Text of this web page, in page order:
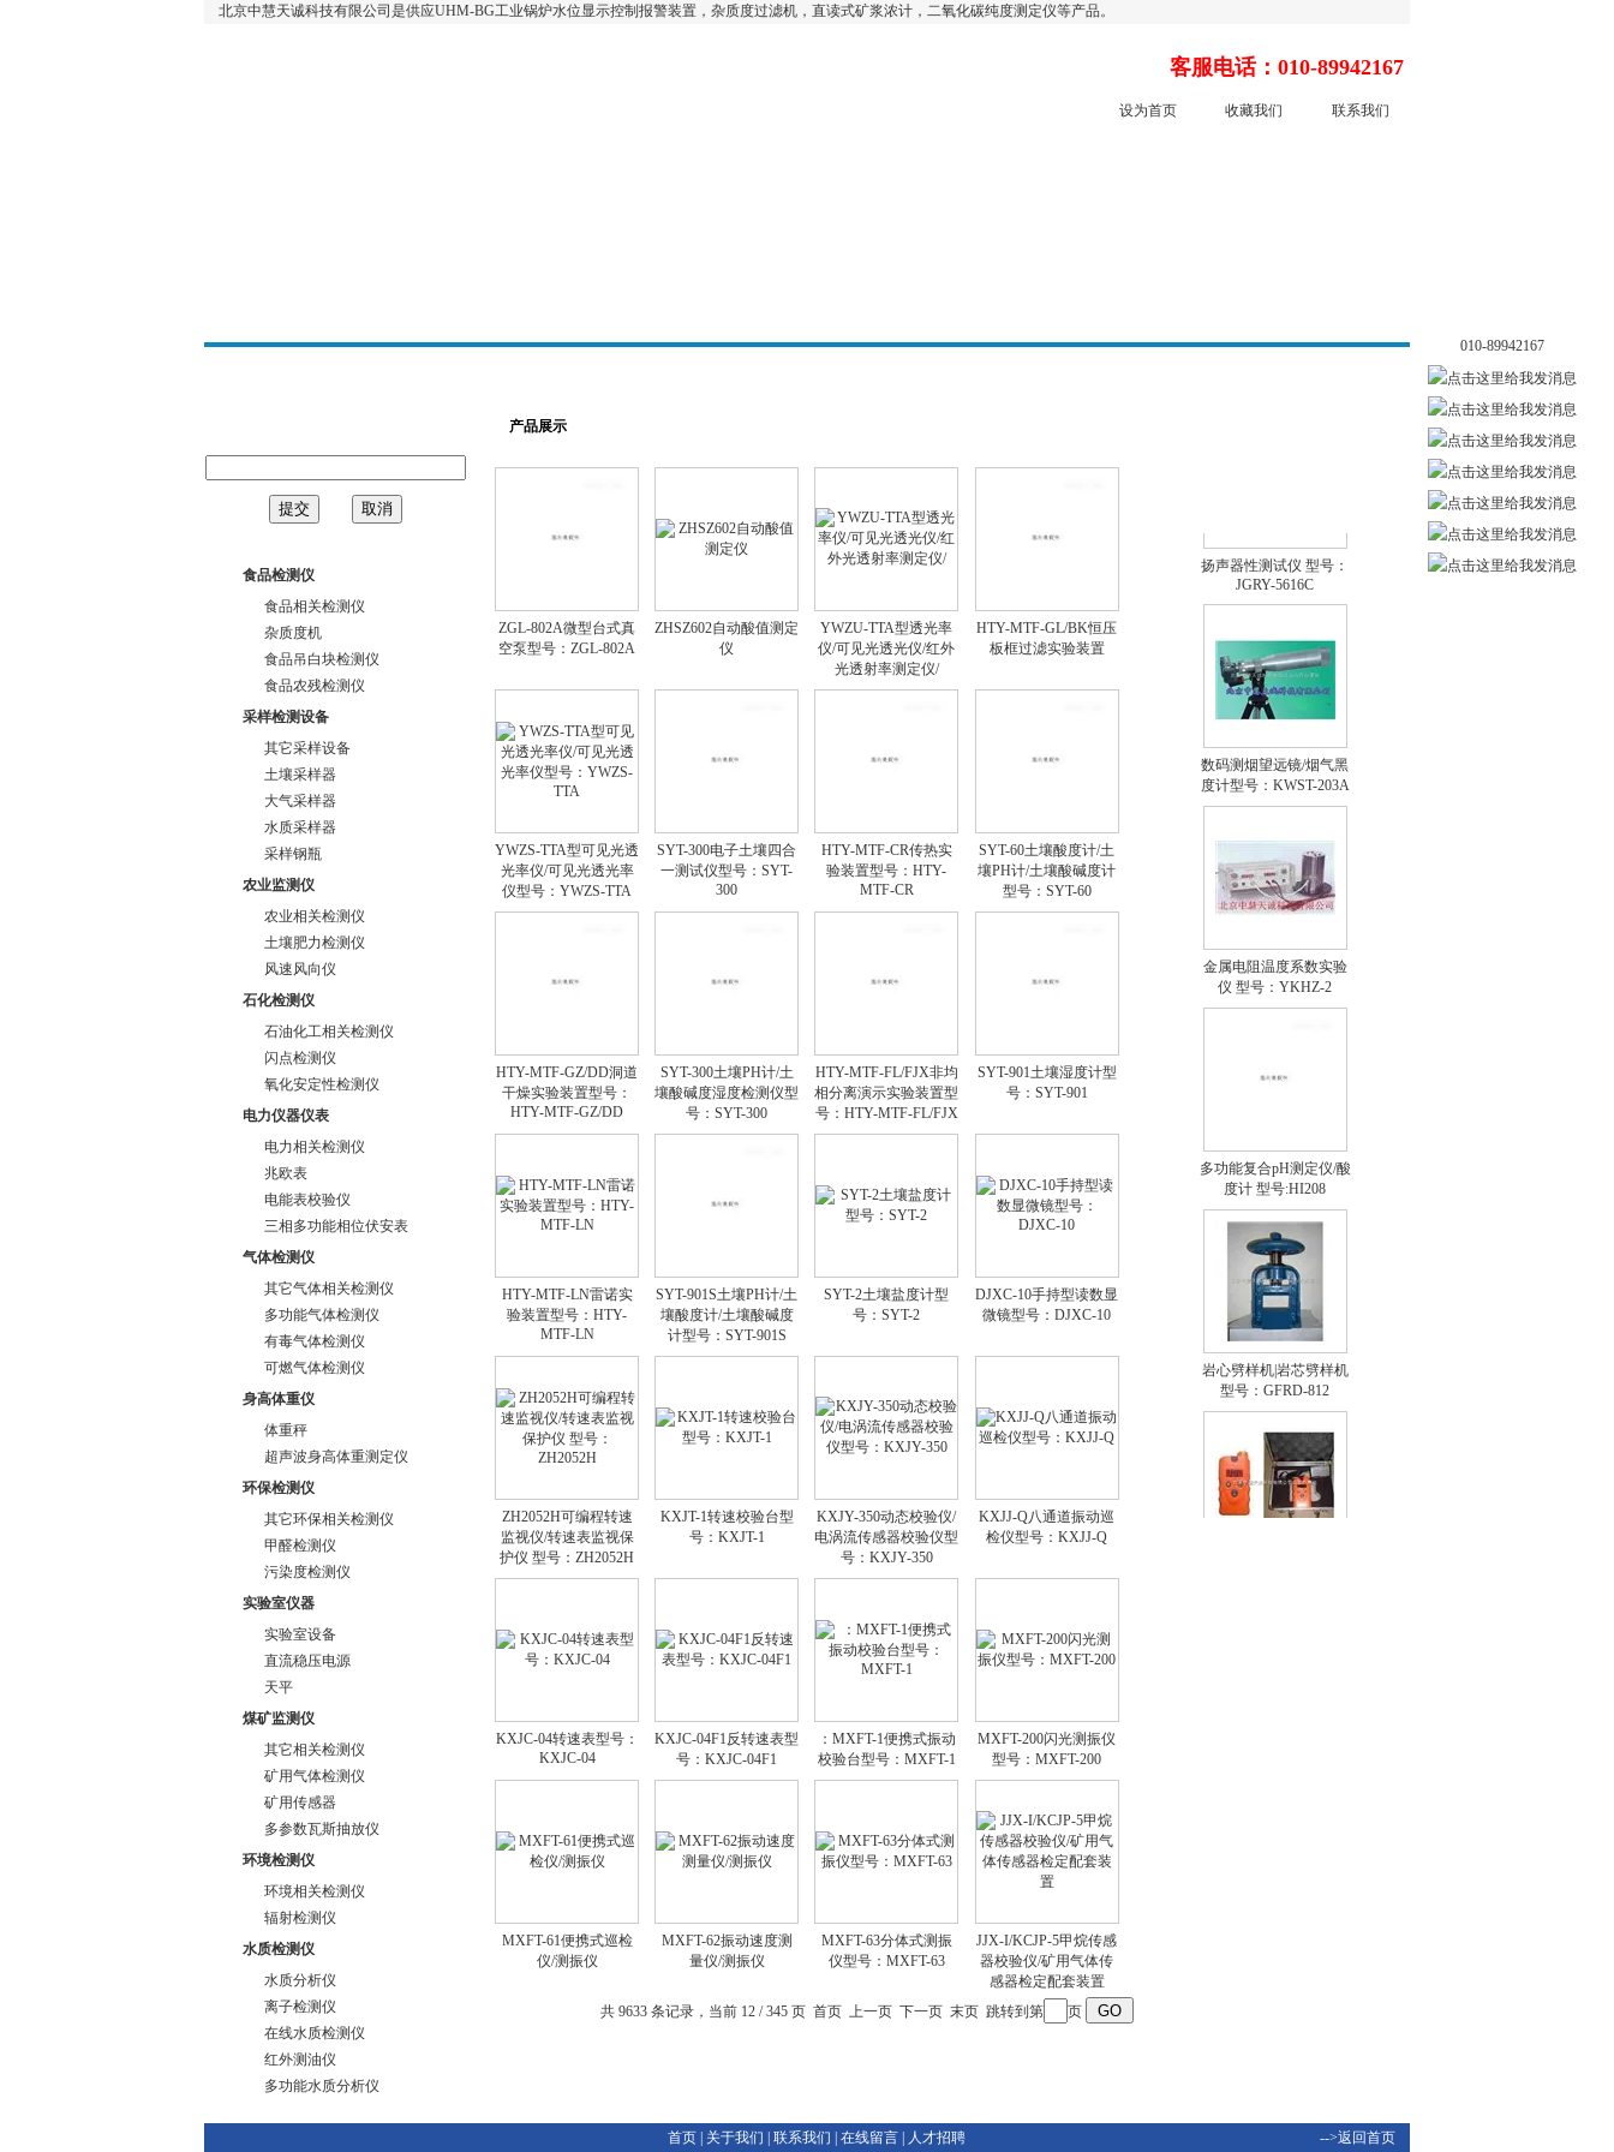
北京中慧天诚科技有限公司是供应UHM-BG工业锅炉水位显示控制报警装置，杂质度过滤机，直读式矿浆浓计，二氧化碳纯度测定仪等产品。
客服电话：010-89942167
设为首页 收藏我们 联系我们
食品检测仪
食品相关检测仪
杂质度机
食品吊白块检测仪
食品农残检测仪
采样检测设备
其它采样设备
土壤采样器
大气采样器
水质采样器
采样钢瓶
农业监测仪
农业相关检测仪
土壤肥力检测仪
风速风向仪
石化检测仪
石油化工相关检测仪
闪点检测仪
氧化安定性检测仪
电力仪器仪表
电力相关检测仪
兆欧表
电能表校验仪
三相多功能相位伏安表
气体检测仪
其它气体相关检测仪
多功能气体检测仪
有毒气体检测仪
可燃气体检测仪
身高体重仪
体重秤
超声波身高体重测定仪
环保检测仪
其它环保相关检测仪
甲醛检测仪
污染度检测仪
实验室仪器
实验室设备
直流稳压电源
天平
煤矿监测仪
其它相关检测仪
矿用气体检测仪
矿用传感器
多参数瓦斯抽放仪
环境检测仪
环境相关检测仪
辐射检测仪
水质检测仪
水质分析仪
离子检测仪
在线水质检测仪
红外测油仪
多功能水质分析仪
产品展示
ZGL-802A微型台式真
空泵型号：ZGL-802A
ZHSZ602自动酸值测定
仪
YWZU-TTA型透光率
仪/可见光透光仪/红外
光透射率测定仪/
HTY-MTF-GL/BK恒压
板框过滤实验装置
YWZS-TTA型可见光透
光率仪/可见光透光率
仪型号：YWZS-TTA
SYT-300电子土壤四合
一测试仪型号：SYT-
300
HTY-MTF-CR传热实
验装置型号：HTY-
MTF-CR
SYT-60土壤酸度计/土
壤PH计/土壤酸碱度计
型号：SYT-60
HTY-MTF-GZ/DD洞道
干燥实验装置型号：
HTY-MTF-GZ/DD
SYT-300土壤PH计/土
壤酸碱度湿度检测仪型
号：SYT-300
HTY-MTF-FL/FJX非均
相分离演示实验装置型
号：HTY-MTF-FL/FJX
SYT-901土壤湿度计型
号：SYT-901
HTY-MTF-LN雷诺实
验装置型号：HTY-
MTF-LN
SYT-901S土壤PH计/土
壤酸度计/土壤酸碱度
计型号：SYT-901S
SYT-2土壤盐度计型
号：SYT-2
DJXC-10手持型读数显
微镜型号：DJXC-10
ZH2052H可编程转速
监视仪/转速表监视保
护仪 型号：ZH2052H
KXJT-1转速校验台型
号：KXJT-1
KXJY-350动态校验仪/
电涡流传感器校验仪型
号：KXJY-350
KXJJ-Q八通道振动巡
检仪型号：KXJJ-Q
KXJC-04转速表型号：
KXJC-04
KXJC-04F1反转速表型
号：KXJC-04F1
：MXFT-1便携式振动
校验台型号：MXFT-1
MXFT-200闪光测振仪
型号：MXFT-200
MXFT-61便携式巡检
仪/测振仪
MXFT-62振动速度测
量仪/测振仪
MXFT-63分体式测振
仪型号：MXFT-63
JJX-I/KCJP-5甲烷传感
器校验仪/矿用气体传
感器检定配套装置
共 9633 条记录，当前 12 / 345 页 首页 上一页 下一页 末页 跳转到第 页
温度测试系统/检测仪器
扬声器性测试仪 型号：
JGRY-5616C
数码测烟望远镜/烟气黑
度计型号：KWST-203A
金属电阻温度系数实验
仪 型号：YKHZ-2
多功能复合pH测定仪/酸
度计 型号:HI208
岩心劈样机|岩芯劈样机
型号：GFRD-812
首页| 关于我们 联系我们 在线留言| 人才招聘 -->返回首页
010-89942167